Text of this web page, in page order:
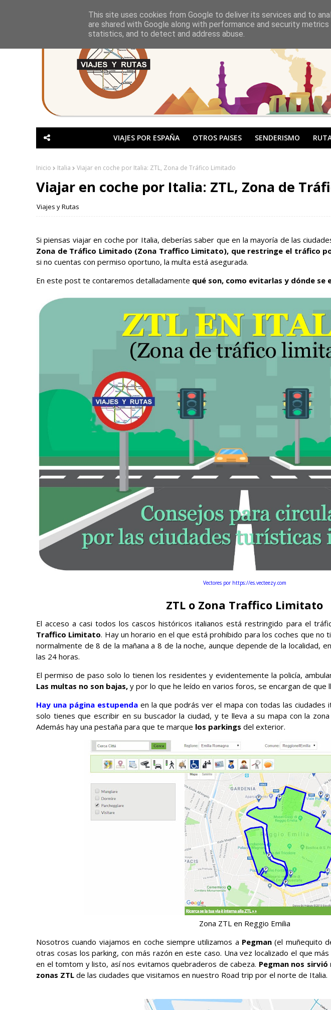
VIAJES POR ESPAÑA OTROS PAISES SENDERISMO
Inicio Italia Viajar en coche por Italia: ZTL, Zona de Tráfico Limitado
Viajar en coche por Italia: ZTL, Zona de
Viajes y Rutas
Si piensas viajar en coche por Italia, deberías saber que en la mayoría de las
Zona de Tráfico Limitado (Zona Traffico Limitato), que restringe el tráfico
si no cuentas con permiso oportuno, la multa está asegurada.
En este post te contaremos detalladamente qué son, como evitarlas y dónde se
Vectores por https://es.vecteezy.com
ZTL o Zona Traffico Limitato
El acceso a casi todos los cascos históricos italianos está restringido para el
Traffico Limitato. Hay un horario en el que está prohibido para los coches que no
normalmente de 8 de la mañana a 8 de la noche, aunque depende de la localidad,
las 24 horas.
El permiso de paso solo lo tienen los residentes y evidentemente la policía,
Las multas no son bajas, y por lo que he leído en varios foros, se encargan de que
Hay una página estupendaen la que podrás ver el mapa con todas las ciudades
solo tienes que escribir en su buscador la ciudad, y te lleva a su mapa con la
Además hay una pestaña para que te marque los parkings del exterior.
Zona ZTL en Reggio Emilia
Nosotros cuando viajamos en coche siempre utilizamos a Pegman (el muñequito
otras cosas los parking, con más razón en este caso. Una vez localizado el que
en el tomtom y listo, así nos evitamos quebraderos de cabeza. Pegman nos
zonas ZTL de las ciudades que visitamos en nuestro Road trip por el norte de Italia.
This site uses cookies from Google to deliver its services and to
are shared with Google along with performance and security
statistics, and to detect and address abuse.